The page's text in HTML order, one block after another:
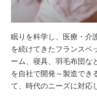
眠りを科学し、医療・介
を続けてきたフランスベ
ーム、寝具、羽毛布団な
を自社で開発～製造でき
て、時代のニーズに対応